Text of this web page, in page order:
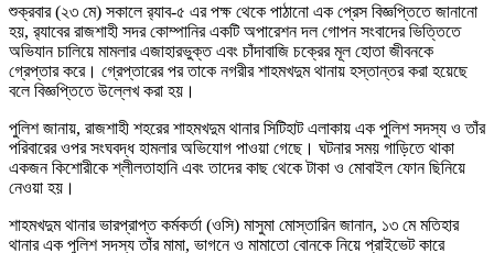
শুক্রবার (২৩ মে) সকালে র‌্যাব-৫ এর পক্ষ থেকে পাঠানো এক প্রেস বিজ্ঞপ্তিতে জানানো
হয়, র‌্যাবের রাজশাহী সদর কোম্পানির একটি অপারেশন দল গোপন সংবাদের ভিত্তিতে
অভিযান চালিয়ে মামলার এজাহারভুক্ত এবং চাঁদাবাজি চক্রের মূল হোতা জীবনকে
গ্রেপ্তার করে। গ্রেপ্তারের পর তাকে নগরীর শাহমখদুম থানায় হস্তান্তর করা হয়েছে
বলে বিজ্ঞপ্তিতে উল্লেখ করা হয়।
পুলিশ জানায়, রাজশাহী শহরের শাহমখদুম থানার সিটিহাট এলাকায় এক পুলিশ সদস্য ও তাঁর
পরিবারের ওপর সংঘবদ্ধ হামলার অভিযোগ পাওয়া গেছে। ঘটনার সময় গাড়িতে থাকা
একজন কিশোরীকে শ্লীলতাহানি এবং তাদের কাছ থেকে টাকা ও মোবাইল ফোন ছিনিয়ে
নেওয়া হয়।
শাহমখদুম থানার ভারপ্রাপ্ত কর্মকর্তা (ওসি) মাসুমা মোস্তারিন জানান, ১৩ মে মতিহার
থানার এক পুলিশ সদস্য তাঁর মামা, ভাগনে ও মামাতো বোনকে নিয়ে প্রাইভেট কারে